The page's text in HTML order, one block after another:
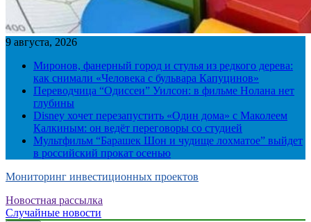
9 августа, 2026
Миронов, фанерный город и стулья из редкого дерева:
как снимали «Человека с бульвара Капуцинов»
Переводчица “Одиссеи” Уилсон: в фильме Нолана нет
глубины
Disney хочет перезапустить «Один дома» с Маколеем
Калкиным: он ведёт переговоры со студией
Мультфильм “Барашек Шон и чудище лохматое” выйдет
в российский прокат осенью
Мониторинг инвестиционных проектов
Новостная рассылка
Случайные новости